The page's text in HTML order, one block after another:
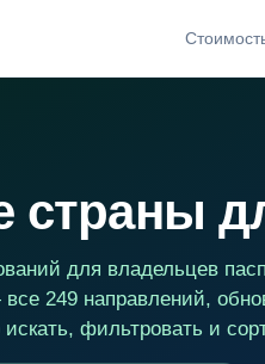
для владельцев
249 направлений,
фильтровать и